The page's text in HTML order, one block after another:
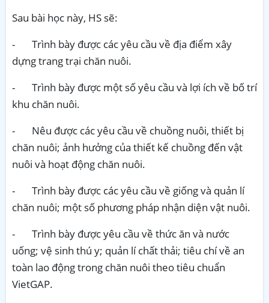
Sau bài học này, HS sẽ:
- Trình bày được các yêu cầu về địa điểm xây
dựng trang trại chăn nuôi.
- Trình bày được một số yêu cầu và lợi ích về bố trí
khu chăn nuôi.
- Nêu được các yêu cầu về chuồng nuôi, thiết bị
chăn nuôi; ảnh hưởng của thiết kế chuồng đến vật
nuôi và hoạt động chăn nuôi.
- Trình bày được các yêu cầu về giống và quản lí
chăn nuôi; một số phương pháp nhận diện vật nuôi.
- Trình bày được yêu cầu về thức ăn và nước
uống; vệ sinh thú y; quản lí chất thải; tiêu chí về an
toàn lao động trong chăn nuôi theo tiêu chuẩn
VietGAP.